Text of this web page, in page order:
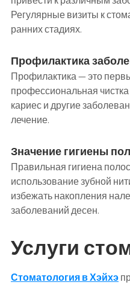
Регулярные визиты к
ранних стадиях.
Профилактика
Профилактика — это
профессиональная
кариес и другие
лечение.
Значение гигиены
Правильная гигиена
использование зубной
избежать накопления
заболеваний десен.
Услуги
Стоматология в Хэйхэ